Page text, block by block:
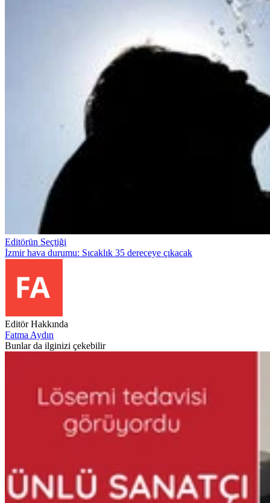
Editörün Seçtiği
İzmir hava durumu: Sıcaklık 35 dereceye çıkacak
Editör Hakkında
Fatma Aydın
Bunlar da ilginizi çekebilir